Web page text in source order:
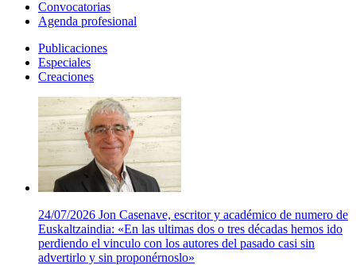
Convocatorias
Agenda profesional
Publicaciones
Especiales
Creaciones
24/07/2026 Jon Casenave, escritor y académico de numero de
Euskaltzaindia: «En las ultimas dos o tres décadas hemos ido
perdiendo el vinculo con los autores del pasado casi sin
advertirlo y sin proponérnoslo»